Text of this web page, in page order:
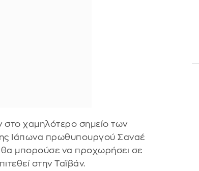
στο χαμηλότερο σημείο των
Ιάπωνα πρωθυπουργού Σαναέ
θα μπορούσε να προχωρήσει σε
στην Ταϊβάν.